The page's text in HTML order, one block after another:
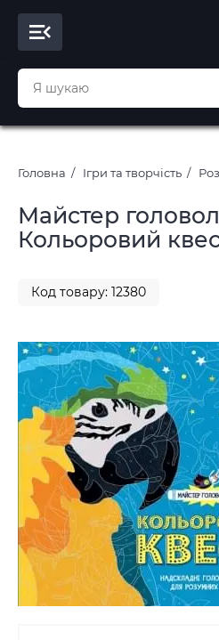
Головна Ігри та творчість
Майстер
Кольоровий
Код товару: 12380